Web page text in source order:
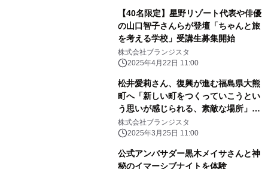
【40名限定】星野リゾート代表や俳優
の山口智子さんらが登壇「ちゃんと旅
を考える学校」受講生募集開始
株式会社ブランジスタ
2025年4月22日 11:00
松井愛莉さん、復興が進む福島県大熊
町へ「新しい町をつくっていこうとい
う思いが感じられる、素敵な場所」
「月刊 旅色」4月号公開
株式会社ブランジスタ
2025年3月25日 11:00
公式アンバサダー黒木メイサさんと神
秘のイマーシブナイトを体験